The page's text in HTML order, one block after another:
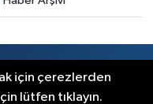
için çerezlerden
lütfen tıklayın.